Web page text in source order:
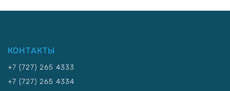
КОНТАКТЫ
+7 (727) 265 4333
+7 (727) 265 4334